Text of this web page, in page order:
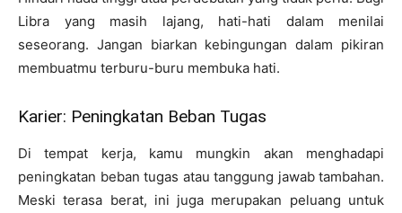
Libra yang masih lajang, hati-hati dalam menilai
seseorang. Jangan biarkan kebingungan dalam pikiran
membuatmu terburu-buru membuka hati.
Karier: Peningkatan Beban Tugas
Di tempat kerja, kamu mungkin akan menghadapi
peningkatan beban tugas atau tanggung jawab tambahan.
Meski terasa berat, ini juga merupakan peluang untuk